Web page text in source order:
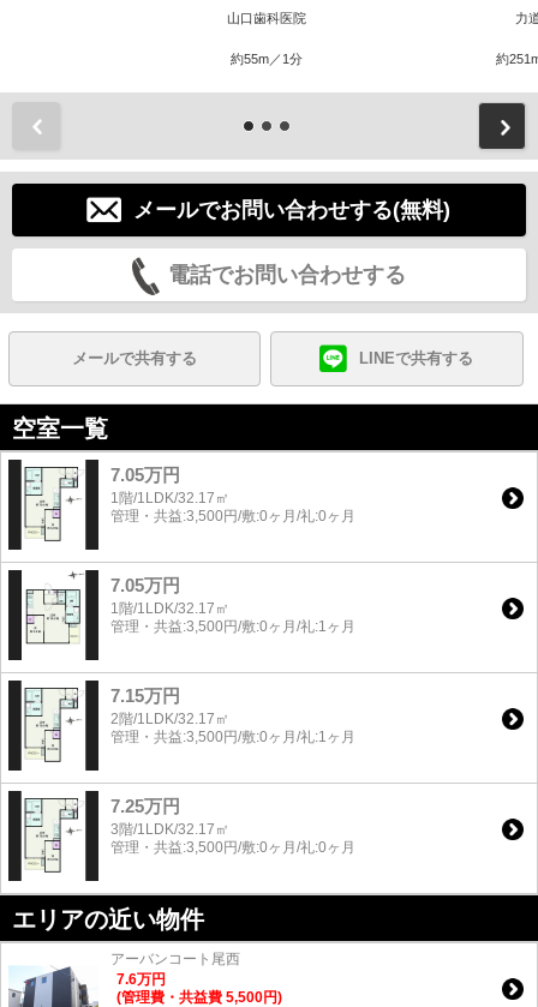
山口歯科医院
約55m／1分
力
約
メールでお問い合わせする(無料)
電話でお問い合わせする
メールで共有する LINEで共有する
空室一覧
7.05万円
1階/1LDK/32.17㎡
管理・共益:3,500円/敷:0ヶ月/礼:0ヶ月
7.05万円
1階/1LDK/32.17㎡
管理・共益:3,500円/敷:0ヶ月/礼:1ヶ月
7.15万円
2階/1LDK/32.17㎡
管理・共益:3,500円/敷:0ヶ月/礼:1ヶ月
7.25万円
3階/1LDK/32.17㎡
管理・共益:3,500円/敷:0ヶ月/礼:0ヶ月
エリアの近い物件
アーバンコート尾西
7.6万円
(管理費・共益費 5,500円)